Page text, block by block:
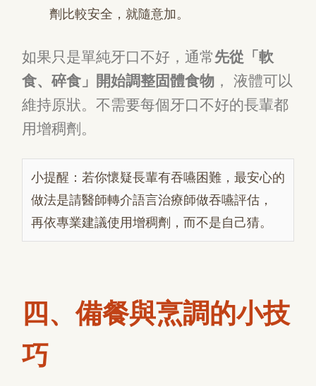
劑比較安全，就隨意加。
如果只是單純牙口不好，通常先從「軟
食、碎食」開始調整固體食物 ， 液體可以
維持原狀。不需要每個牙口不好的長輩都
用增稠劑。
小提醒：若你懷疑長輩有吞嚥困難，最安心的
做法是請醫師轉介語言治療師做吞嚥評估，
再依專業建議使用增稠劑，而不是自己猜。
四、備餐與烹調的小技
巧